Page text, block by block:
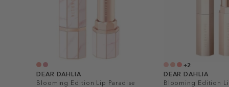
DEAR DAHLIA
Blooming Edition Lip Paradise
+2
DEAR DAHLIA
Blooming Edition